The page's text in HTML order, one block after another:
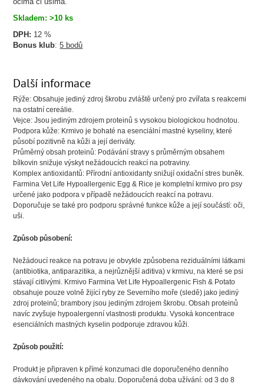
Skladem: >10 ks
DPH: 12 %
Bonus klub:5 bodů
Další informace
Rýže: Obsahuje jediný zdroj škrobu zvláště určený pro zvířata s reakcemi
na ostatní cereálie.
Vejce: Jsou jediným zdrojem proteinů s vysokou biologickou hodnotou.
Podpora kůže: Krmivo je bohaté na esenciální mastné kyseliny, které
působí pozitivně na kůži a její deriváty.
Průměrný obsah proteinů: Podávání stravy s průměrným obsahem
bílkovin snižuje výskyt nežádoucích reakcí na potraviny.
Komplex antioxidantů: Přírodní antioxidanty snižují oxidační stres buněk.
Farmina Vet Life Hypoallergenic Egg & Rice je kompletní krmivo pro psy
určené jako podpora v případě nežádoucích reakcí na potravu.
Doporučuje se také pro podporu správné funkce kůže a její součástí: oči,
uši.
Způsob působení:
Nežádoucí reakce na potravu je obvykle způsobena reziduálními látkami
(antibiotika, antiparazitika, a nejrůznější aditiva) v krmivu, na které se psi
stávají citlivými. Krmivo Farmina Vet Life Hypoallergenic Fish & Potato
obsahuje pouze volně žijící ryby ze Severního moře (sledě) jako jediný
zdroj proteinů; brambory jsou jediným zdrojem škrobu. Obsah proteinů
navíc zvyšuje hypoalergenní vlastnosti produktu. Vysoká koncentrace
esenciálních mastných kyselin podporuje zdravou kůži.
Způsob použití:
Produkt je připraven k přímé konzumaci dle doporučeného denního
dávkování uvedeného na obalu. Doporučená doba užívání: od 3 do 8